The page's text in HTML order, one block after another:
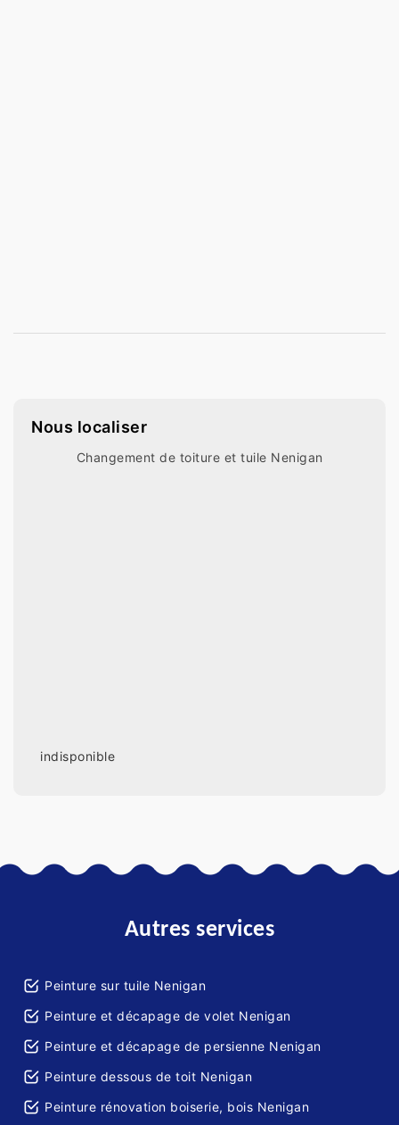
Nous localiser
Changement de toiture et tuile Nenigan
indisponible
Autres services
Peinture sur tuile Nenigan
Peinture et décapage de volet Nenigan
Peinture et décapage de persienne Nenigan
Peinture dessous de toit Nenigan
Peinture rénovation boiserie, bois Nenigan